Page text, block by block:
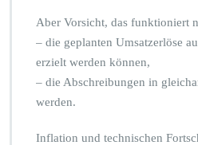
Aber Vorsicht, das funktioniert
– die geplanten Umsatzerlöse
erzielt werden können,
– die Abschreibungen in
werden.
Inflation und technischen